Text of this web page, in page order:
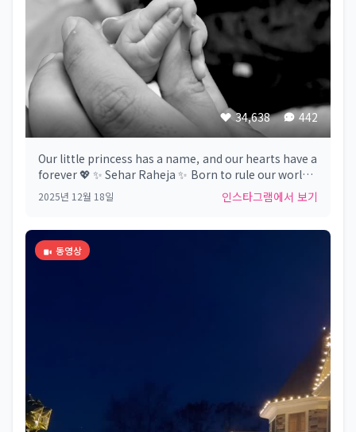
34,638 442
Our little princess has a name, and our hearts have a
forever 💖 ✨ Sehar Raheja ✨ Born to rule our world
29.11.2025 🧿❤️
2025년 12월 18일 인스타그램에서 보기
동영상